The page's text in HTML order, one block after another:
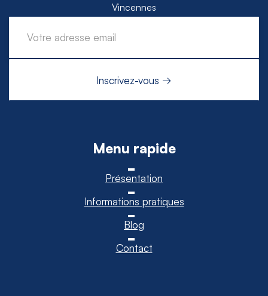
Vincennes
Menu rapide
Présentation
Informations pratiques
Blog
Contact